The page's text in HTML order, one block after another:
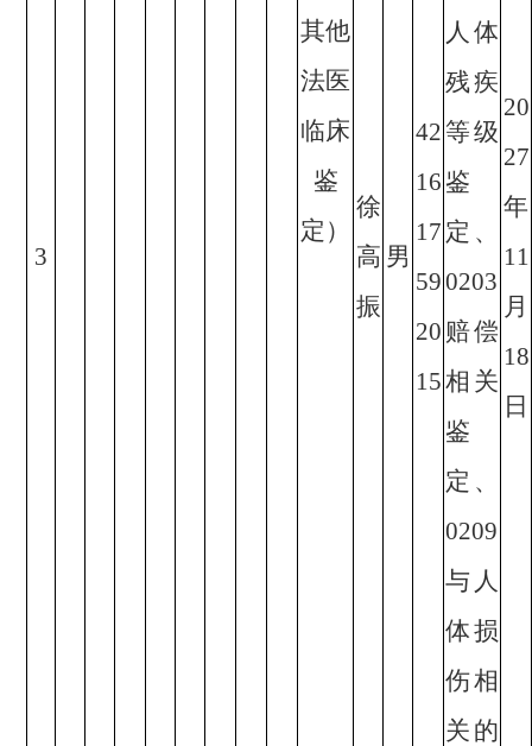
其他
法医
临床
鉴
定）
3
徐
高
振
男
42
16
17
59
20
15
人体
残疾
等级
鉴
定、
0203
赔偿
相关
鉴
定、
0209
与人
体损
伤相
关的
20
27
年
11
月
18
日